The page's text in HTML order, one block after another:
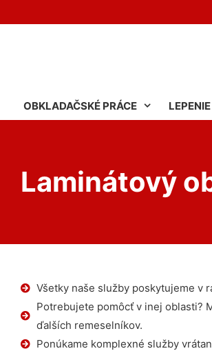
OBKLADAČSKÉ PRÁCE
Laminátový
Všetky naše služby poskytujeme v
Potrebujete pomôcť v inej oblasti?
ďalších remeselníkov.
Ponúkame komplexné služby